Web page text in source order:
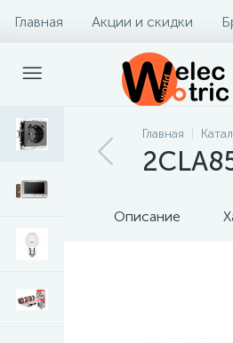
Главная Акции и скидки
Главная
Описание